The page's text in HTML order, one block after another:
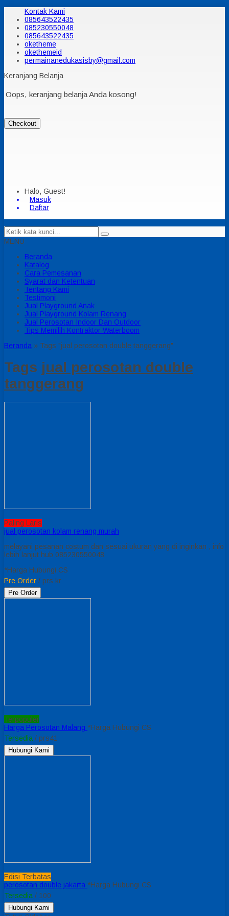
Kontak Kami
085643522435
085230550048
085643522435
oketheme
okethemeid
permainanedukasisby@gmail.com
Keranjang Belanja
Oops, keranjang belanja Anda kosong!
Checkout
Halo, Guest!
Masuk
Daftar
MENU
Beranda
Katalog
Cara Pemesanan
Syarat dan Ketentuan
Tentang Kami
Testimoni
Jual Playground Anak
Jual Playground Kolam Renang
Jual Perosotan Indoor Dan Outdoor
Tips Memilih Kontraktor Waterboom
Beranda » Tags "jual perosotan double tanggerang"
Tags jual perosotan double
tanggerang
Paling Laris
jual perosotan kolam renang murah
melayani pesanan costum dan sesuai ukuran yang di inginkan , info
lebih lanjut hub 085230550048
*Harga Hubungi CS
Pre Order / prs kr
Pre Order
Terpopuler
Harga Perosotan Malang *Harga Hubungi CS
Tersedia / prs41
Hubungi Kami
Edisi Terbatas
perosotan double jakarta *Harga Hubungi CS
Tersedia / 100
Hubungi Kami